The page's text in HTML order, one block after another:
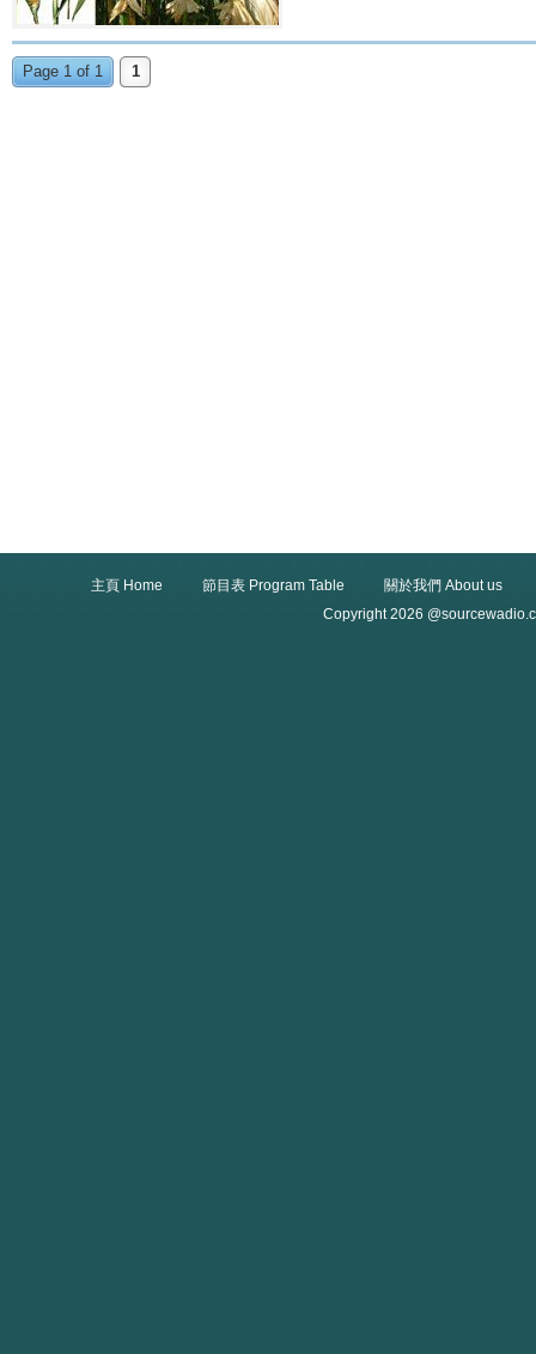
Page 1 of 1 1
主頁 Home 節目表 Program Table
關於我們 About us
Copyright 2026